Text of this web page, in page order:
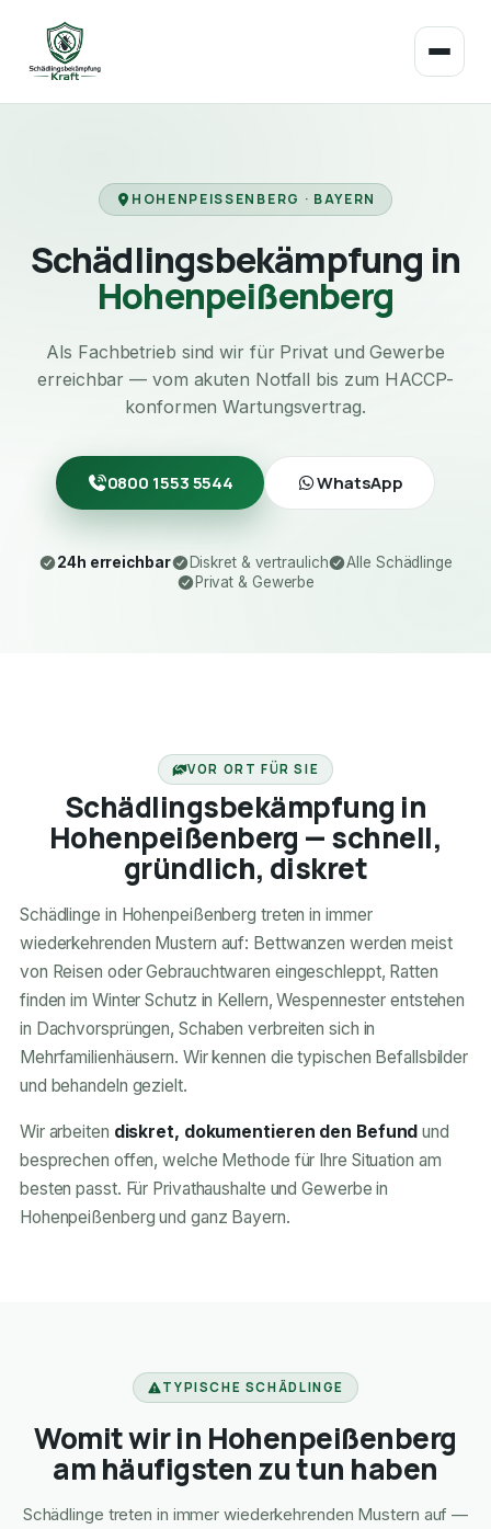
HOHENPEISSENBERG · BAYERN
Schädlingsbekämpfung in
Hohenpeißenberg
Als Fachbetrieb sind wir für Privat und Gewerbe
erreichbar — vom akuten Notfall bis zum HACCP-
konformen Wartungsvertrag.
0800 1553 5544 WhatsApp
24h erreichbar Diskret & vertraulich
Alle Schädlinge
Privat & Gewerbe
VOR ORT FÜR SIE
Schädlingsbekämpfung in
Hohenpeißenberg — schnell,
gründlich, diskret
Schädlinge in Hohenpeißenberg treten in immer
wiederkehrenden Mustern auf: Bettwanzen werden meist
von Reisen oder Gebrauchtwaren eingeschleppt, Ratten
finden im Winter Schutz in Kellern, Wespennester entstehen
in Dachvorsprüngen, Schaben verbreiten sich in
Mehrfamilienhäusern. Wir kennen die typischen Befallsbilder
und behandeln gezielt.
Wir arbeiten diskret, dokumentieren den Befund und
besprechen offen, welche Methode für Ihre Situation am
besten passt. Für Privathaushalte und Gewerbe in
Hohenpeißenberg und ganz Bayern.
TYPISCHE SCHÄDLINGE
Womit wir in Hohenpeißenberg
am häufigsten zu tun haben
Schädlinge treten in immer wiederkehrenden Mustern auf —